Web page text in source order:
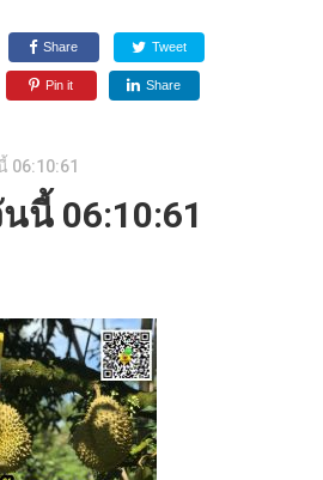
Share Tweet
Pin it Share
06:10:61
นี้ 06:10:61